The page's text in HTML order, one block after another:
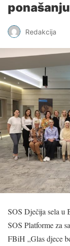
Redakcija
SOS Dječija sela u
SOS Platforme za
FBiH „Glas djece